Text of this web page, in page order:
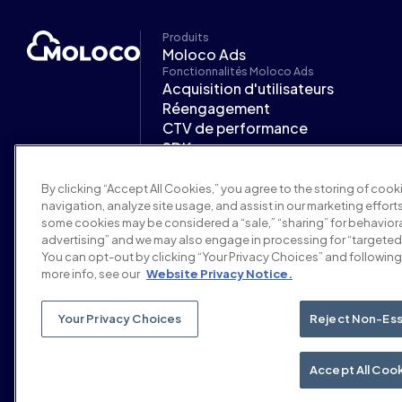
Produits
Moloco Ads
Fonctionnalités Moloco Ads
Acquisition d'utilisateurs
Réengagement
CTV de performance
SDK
Secteurs d'activité Moloco Ads
Jeux mobiles
Finance
iGaming et prédiction
Services à la demande
Partenaires
Support
Centre d'aide
Documentation Moloco Ads
By clicking “Accept All Cookies,” you agree to the storing of
navigation, analyze site usage, and assist in our marketing
some cookies may be considered a “sale,” “sharing” for
advertising” and we may also engage in processing for
You can opt-out by clicking “Your Privacy Choices” and
more info, see our Website Privacy Notice.
Reject Non-
Accept All
Your Privacy Choices